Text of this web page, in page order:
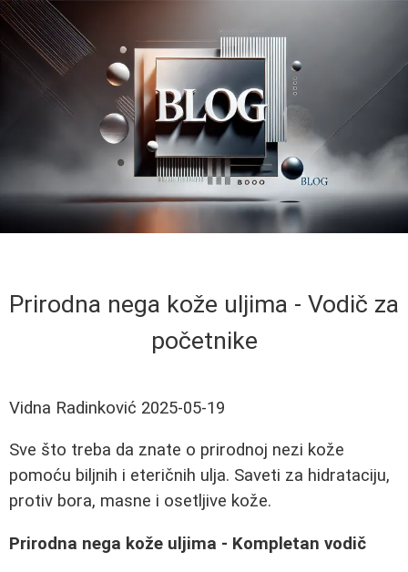
Prirodna nega kože uljima - Vodič za
početnike
Vidna Radinković 2025-05-19
Sve što treba da znate o prirodnoj nezi kože
pomoću biljnih i eteričnih ulja. Saveti za hidrataciju,
protiv bora, masne i osetljive kože.
Prirodna nega kože uljima - Kompletan vodič